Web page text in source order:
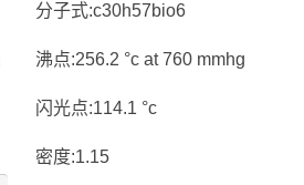
分子式:c30h57bio6
沸点:256.2 °c at 760 mmhg
闪光点:114.1 °c
密度:1.15